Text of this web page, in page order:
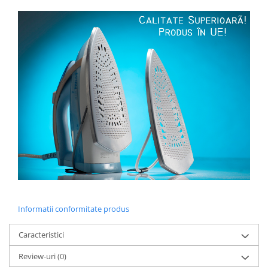
Informatii conformitate produs
Caracteristici
Review-uri(0)